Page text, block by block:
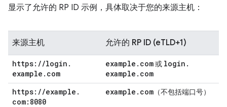
显示了允许的 RP ID 示例，具体取决于您的来源主机：
来源主机 允许的 RP ID (eTLD+1)
https: //login .
example . com
example . com或 login .
example . com
https: //example .
com:8080
example . com （不包括端口号）